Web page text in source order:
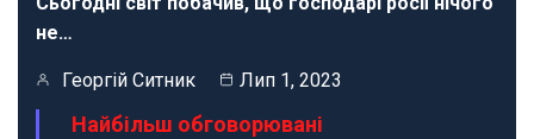
не…
Георгій Ситник Лип 1, 2023
Найбільш обговорювані